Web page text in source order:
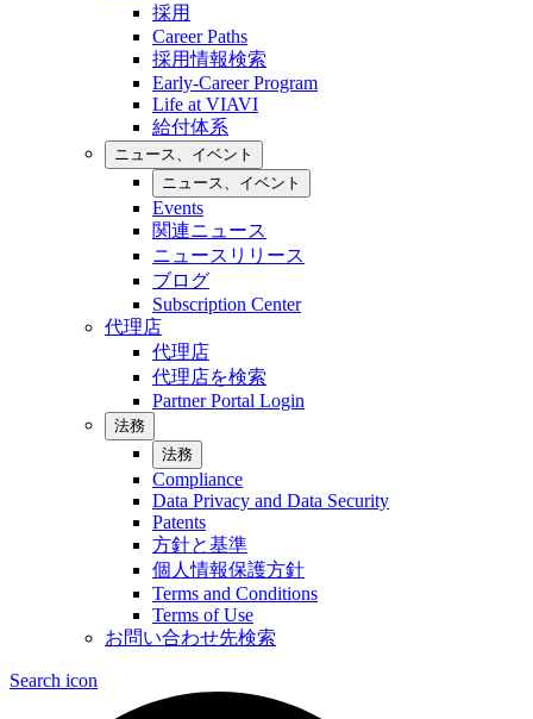
採用
Career Paths
採用情報検索
Early-Career Program
Life at VIAVI
給付体系
ニュース、イベント
ニュース、イベント
Events
関連ニュース
ニュースリリース
ブログ
Subscription Center
代理店
代理店
代理店を検索
Partner Portal Login
法務
法務
Compliance
Data Privacy and Data Security
Patents
方針と基準
個人情報保護方針
Terms and Conditions
Terms of Use
お問い合わせ先検索
Search icon